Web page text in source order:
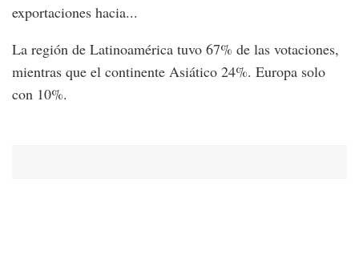
exportaciones hacia...
La región de Latinoamérica tuvo 67% de las votaciones,
mientras que el continente Asiático 24%. Europa solo
con 10%.